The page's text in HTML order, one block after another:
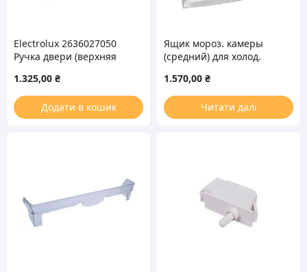
Electrolux 2636027050
Ручка двери (верхняя
1.325,00 ₴
Додати в кошик
Ящик мороз. камеры
(средний) для холод.
1.570,00 ₴
Читати далі